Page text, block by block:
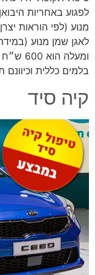
מנוע (לפי הוראות
בלמים כללית
קיה סיד